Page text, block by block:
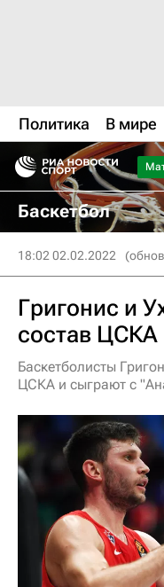
Политика В мире
Баскетбол
18:02 02.02.2022
Григонис и
состав ЦСКА
Баскетболисты
ЦСКА и сыграют с